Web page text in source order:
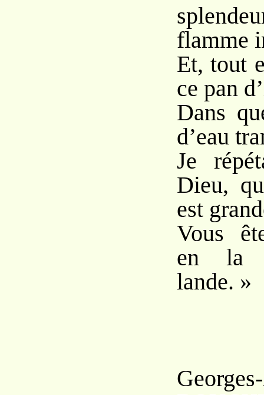
flamme
Et, tout
ce pan
Dans
d’eau
Je
Dieu,
est
Vous
en la
lande. »